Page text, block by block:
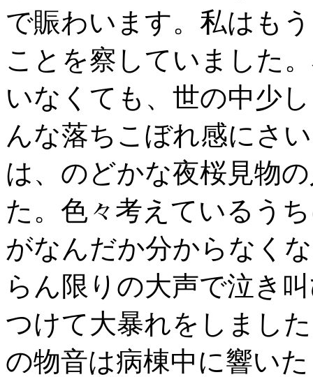
で賑わいます。私はも
ことを察していました
いなくても、世の中少
んな落ちこぼれ感にさ
は、のどかな夜桜見物
た。色々考えているう
がなんだか分からなく
らん限りの大声で泣き
つけて大暴れをしまし
の物音は病棟中に響い